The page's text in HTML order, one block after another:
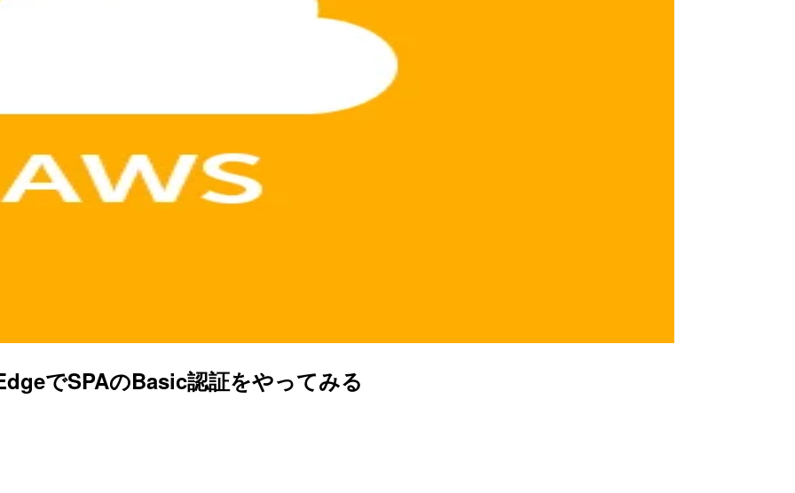
でSPAのBasic認証をやってみる